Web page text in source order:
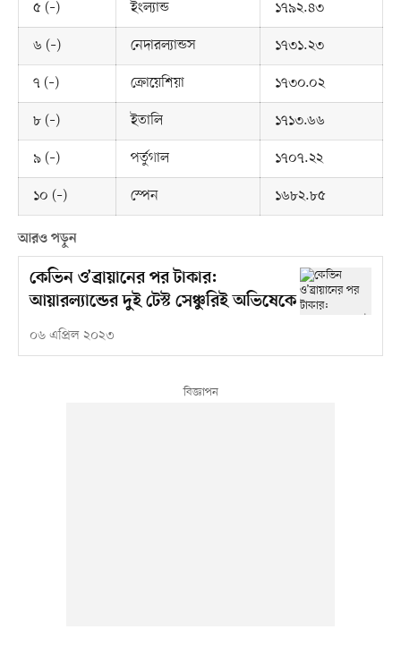
৫ (–)
ইংল্যান্ড
১৭৯২.৪৩
৬ (–)
নেদারল্যান্ডস
১৭৩১.২৩
৭ (–)
ক্রোয়েশিয়া
১৭৩০.০২
৮ (–)
ইতালি
১৭১৩.৬৬
৯ (–)
পর্তুগাল
১৭০৭.২২
১০ (–)
স্পেন ১৬৮২.৮৫
আরও পড়ুন
কেভিন ও’ব্রায়ানের পর টাকার:
আয়ারল্যান্ডের দুই টেস্ট সেঞ্চুরিই অভিষেকে
০৬ এপ্রিল ২০২৩